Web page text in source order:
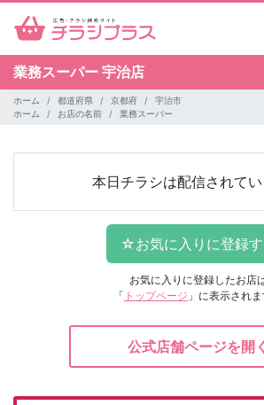
業務スーパー 宇治店
ホーム 都道府県 京都府
宇治市
ホーム
お店の名前 業務スーパー
本日チラシは配信されて
お気に入りに登録したお店
「 トップページ 」に表示されま
公式店舗ページを開く